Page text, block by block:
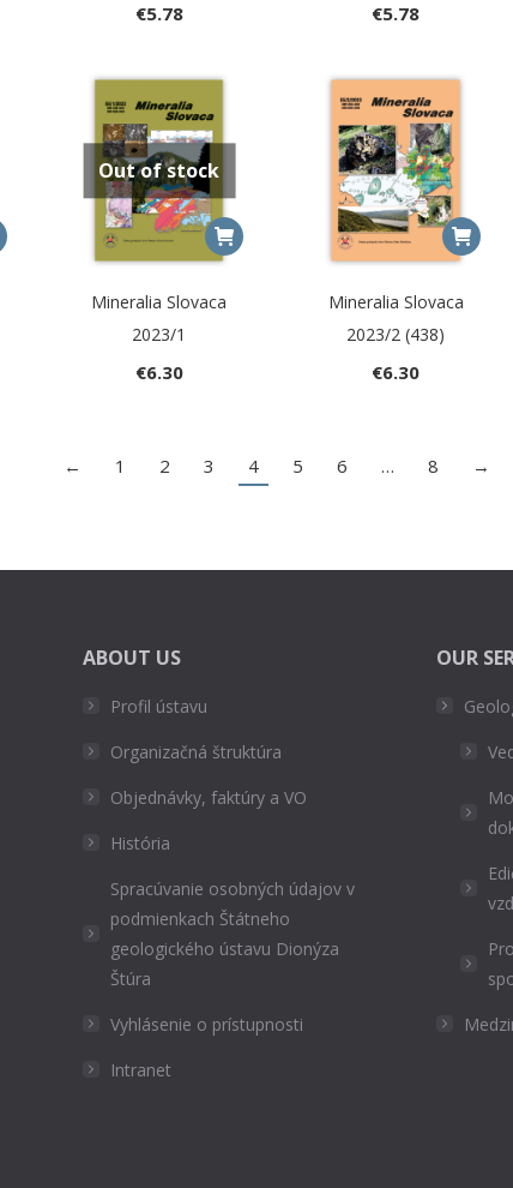
€5.78 €5.78
Out of stock
Mineralia Slovaca
2023/1
€6.30
Mineralia Slovaca
2023/2 (438)
€6.30
← 1 2 3 4 5 6 … 8 →
ABOUT US
Profil ústavu
Organizačná štruktúra
Objednávky, faktúry a VO
História
Spracúvanie osobných údajov v
podmienkach Štátneho
geologického ústavu Dionýza
Štúra
Vyhlásenie o prístupnosti
Intranet
OUR